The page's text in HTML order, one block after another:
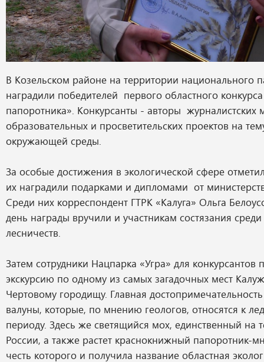
В Козельском районе на территории национального
наградили победителей первого областного
папоротника». Конкурсанты - авторы журналистских
образовательных и просветительских проектов на
окружающей среды.
За особые достижения в экологической сфере
их наградили подарками и дипломами от
Среди них корреспондент ГТРК «Калуга» Ольга
день награды вручили и участникам состязания
лесничеств.
Затем сотрудники Нацпарка «Угра» для конкурсантов
экскурсию по одному из самых загадочных мест
Чертовому городищу. Главная достопримечательность
валуны, которые, по мнению геологов, относятся к
периоду. Здесь же светящийся мох, единственный на
России, а также растет краснокнижный папоротник-
честь которого и получила название областная